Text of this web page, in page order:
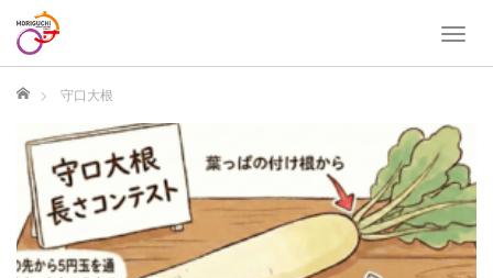
T
l
e
n
a
v
i
g
ホーム 守口大根